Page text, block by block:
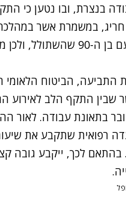
בנצרת, ובו נטען כי
חריג, במשמרת אשר
להתמודד עם בן ה-90
הביטוח הלאומי
שבין התקף הלב לאירוע
בתאונת עבודה. לאור
רפואית שתקבע את
בהתאם לכך, ייקבע גובה